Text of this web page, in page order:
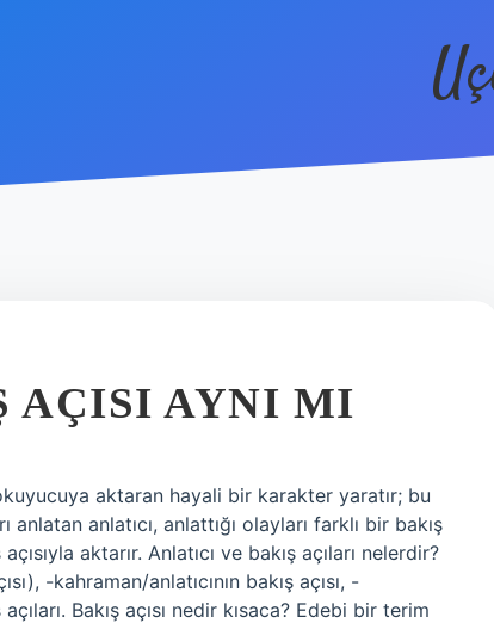
AÇISI AYNI MI
aktaran hayali bir karakter yaratır; bu
anlatıcı, anlattığı olayları farklı bir bakış
aktarır. Anlatıcı ve bakış açıları nelerdir?
-kahraman/anlatıcının bakış açısı, -
Bakış açısı nedir kısaca? Edebi bir terim